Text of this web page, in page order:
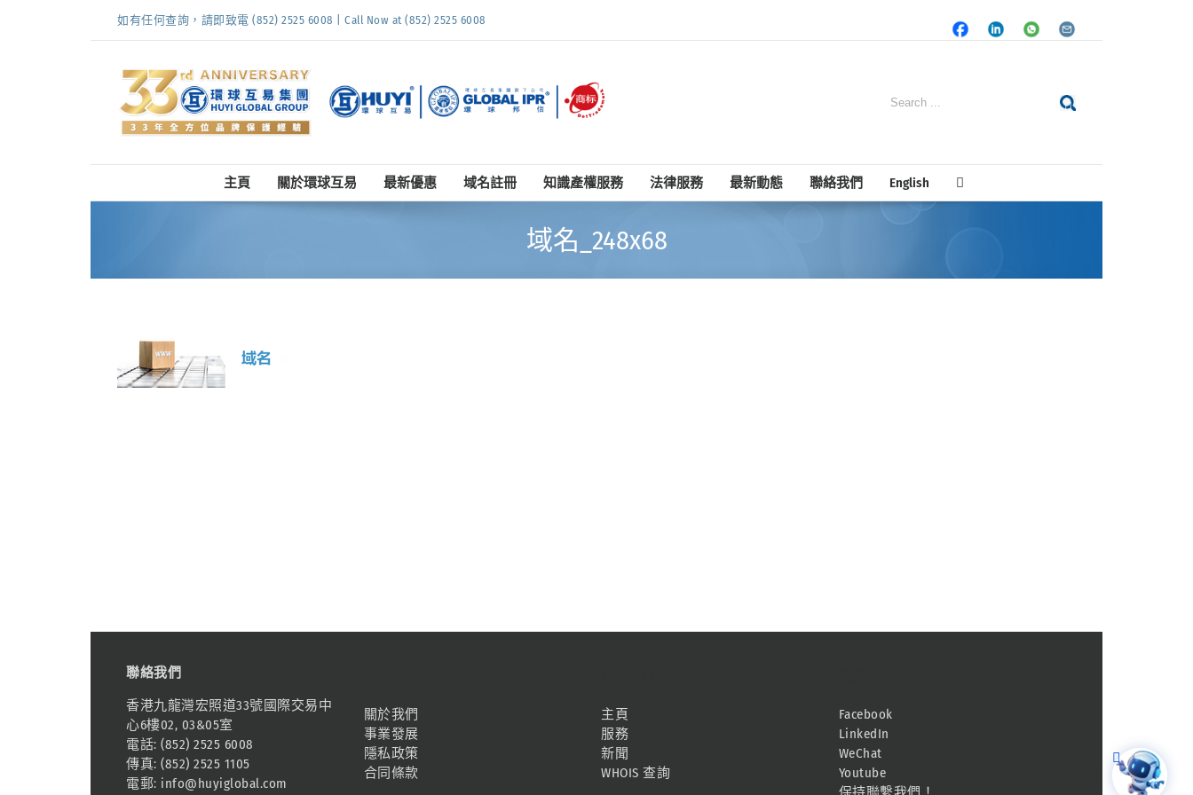
如有任何查詢，請即致電 (852) 2525 6008 | Call Now at (852) 2525 6008
FacebookLinkedInWhatsapp
Email
Search
主頁 關於環球互易 最新優惠 域名註冊 知識產權服務 法律服務 最新動態 聯絡我們 English
域名_248x68
聯絡我們
香港九龍灣宏照道33號國際交易中
心6樓02, 03&05室
電話: (852) 2525 6008
傳真: (852) 2525 1105
電郵: info@huyiglobal.com
關於我們
事業發展
隱私政策
合同條款
主頁
服務
新聞
WHOIS 查詢
Facebook
LinkedIn
WeChat
Youtube